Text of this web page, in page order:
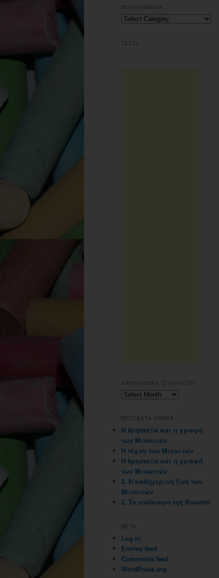
r
c
h
ΠΕΡΙΕΧΟΜΕΝΑ
Περιεχομενα
TEST2
ΑΡΧΕΙΟΘΗΚΗ ΙΣΤΟΛΟΓΙΟΥ
Αρχειοθηκη
ΠΡΟΣΦΑΤΑ ΑΡΘΡΑ
Η θρησκεία και η γραφή
των Μινωιτών
Η τέχνη των Μινωιτών
Η θρησκεία και η γραφή
των Μινωιτών
3. Η καθημερινή ζωή των
Μινωιτών
2. Το ανάκτορο της Κνωσού
META
Log in
Entries feed
Comments feed
WordPress.org